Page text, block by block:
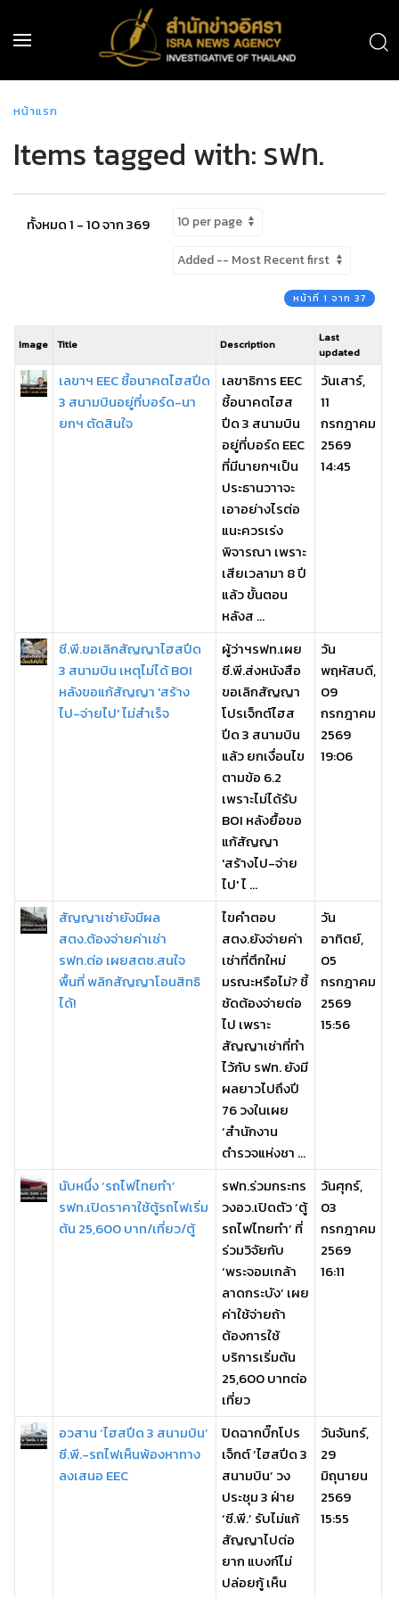
หน้าแรก
Items tagged with: รฟท.
ทั้งหมด 1 - 10 จาก 369
หน้าที่ 1 จาก 37
Image Title Description
Last
updated
เลขาฯ EEC ชี้อนาคตไฮสปีด
3 สนามบินอยู่ที่บอร์ด-นา
ยกฯ ตัดสินใจ
เลขาธิการ EEC
ชี้อนาคตไฮส
ปีด 3 สนามบิน
อยู่ที่บอร์ด EEC
ที่มีนายกฯเป็น
ประธานวาาจะ
เอาอย่างไรต่อ
แนะควรเร่ง
พิจารณา เพราะ
เสียเวลามา 8 ปี
แล้ว ขั้นตอน
หลังส ...
วันเสาร์,
11
กรกฎาคม
2569
14:45
ซี.พี.ขอเลิกสัญญาไฮสปีด
3 สนามบิน เหตุไม่ได้ BOI
หลังขอแก้สัญญา 'สร้าง
ไป-จ่ายไป' ไม่สำเร็จ
ผู้ว่าฯรฟท.เผย
ซี.พี.ส่งหนังสือ
ขอเลิกสัญญา
โปรเจ็กต์ไฮส
ปีด 3 สนามบิน
แล้ว ยกเงื่อนไข
ตามข้อ 6.2
เพราะไม่ได้รับ
BOI หลังยื้อขอ
แก้สัญญา
'สร้างไป-จ่าย
ไป' ไ ...
วัน
พฤหัสบดี,
09
กรกฎาคม
2569
19:06
สัญญาเช่ายังมีผล
สตง.ต้องจ่ายค่าเช่า
รฟท.ต่อ เผยสตช.สนใจ
พื้นที่ พลิกสัญญาโอนสิทธิ
ได้!
ไขคำตอบ
สตง.ยังจ่ายค่า
เช่าที่ตึกใหม่
มรณะหรือไม่? ชี้
ชัดต้องจ่ายต่อ
ไป เพราะ
สัญญาเช่าที่ทำ
ไว้กับ รฟท. ยังมี
ผลยาวไปถึงปี
76 วงในเผย
‘สำนักงาน
ตำรวจแห่งชา ...
วัน
อาทิตย์,
05
กรกฎาคม
2569
15:56
นับหนึ่ง ‘รถไฟไทยทำ’
รฟท.เปิดราคาใช้ตู้รถไฟเริ่ม
ต้น 25,600 บาท/เที่ยว/ตู้
รฟท.ร่วมกระทร
วงอว.เปิดตัว ‘ตู้
รถไฟไทยทำ’ ที่
ร่วมวิจัยกับ
‘พระจอมเกล้า
ลาดกระบัง’ เผย
ค่าใช้จ่ายถ้า
ต้องการใช้
บริการเริ่มต้น
25,600 บาทต่อ
เที่ยว
วันศุกร์,
03
กรกฎาคม
2569
16:11
อวสาน ‘ไฮสปีด 3 สนามบิน’
ซี.พี.-รถไฟเห็นพ้องหาทาง
ลงเสนอ EEC
ปิดฉากบิ๊กโปร
เจ็กต์ ‘ไฮสปีด 3
สนามบิน’ วง
ประชุม 3 ฝ่าย
‘ซี.พี.’ รับไม่แก้
สัญญาไปต่อ
ยาก แบงก์ไม่
ปล่อยกู้ เห็น
วันจันทร์,
29
มิถุนายน
2569
15:55